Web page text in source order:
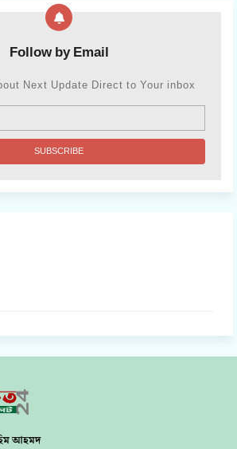
Follow by Email
Next Update Direct to Your inbox
আহমদ